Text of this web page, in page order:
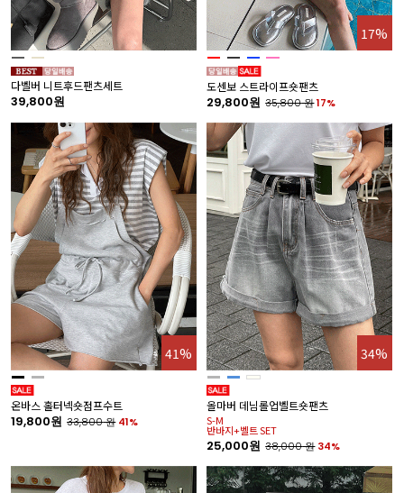
다벨버 니트후드팬츠세트
39,800원
17%
도센보 스트라이프숏팬츠
29,800원 35,800원17%
41%
온바스 홀터넥숏점프수트
19,800원 33,800원 41%
34%
올마버 데님롤업벨트숏팬츠
S-M
반바지+벨트 SET
25,000원 38,000원 34%